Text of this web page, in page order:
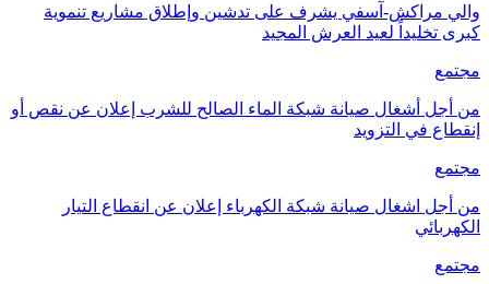
والي مراكش-آسفي يشرف على تدشين وإطلاق مشاريع تنموية
كبرى تخليداً لعيد العرش المجيد
مجتمع
من أجل أشغال صيانة شبكة الماء الصالح للشرب إعلان عن نقص أو
إنقطاع في التزويد
مجتمع
من أجل اشغال صيانة شبكة الكهرباء إعلان عن انقطاع التيار
الكهربائي
مجتمع